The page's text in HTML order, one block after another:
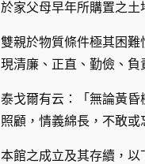
於家父母早年所購置之土
雙親於物質條件極其困
現清廉、正直、勤儉、負
泰戈爾有云：「無論黃
照顧，情義綿長，不敢或
本館之成立及其存續，以